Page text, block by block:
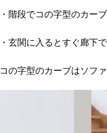
・階段でコの字型のカー
・玄関に入るとすぐ廊下
コの字型のカーブはソフ